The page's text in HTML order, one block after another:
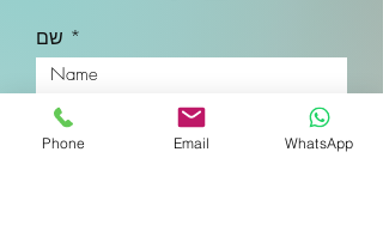
כתובת דואר אלקטרוני
Phone Email WhatsApp